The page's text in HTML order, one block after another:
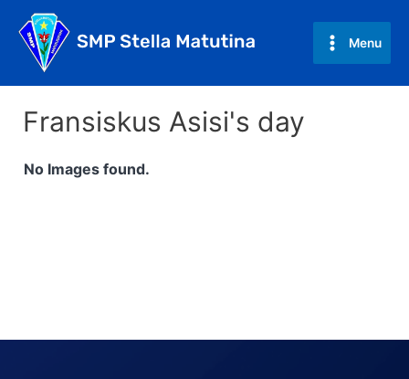
content
Main
Menu
Menu
Fransiskus Asisi's day
No Images found.